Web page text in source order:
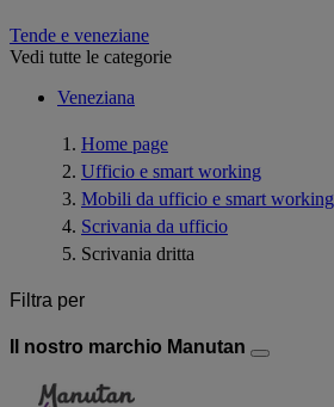
Tende e veneziane
Vedi tutte le categorie
Veneziana
Home page
Ufficio e smart working
Mobili da ufficio e smart working
Scrivania da ufficio
Scrivania dritta
Filtra per
Il nostro marchio Manutan